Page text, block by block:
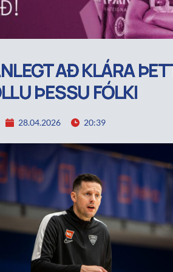
AÐ KLÁRA
ÞESSU FÓLKI
28.04.2026 20:39